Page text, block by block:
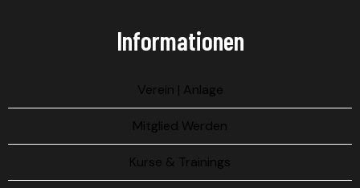
Informationen
Verein | Anlage
Mitglied Werden
Kurse & Trainings